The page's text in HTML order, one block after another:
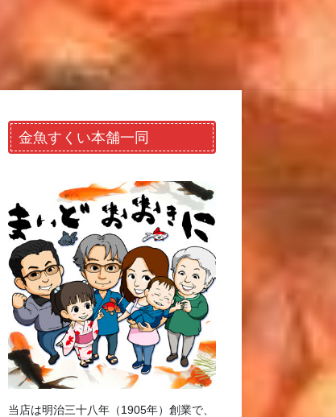
金魚すくい本舗一同
当店は明治三十八年（1905年）創業で、